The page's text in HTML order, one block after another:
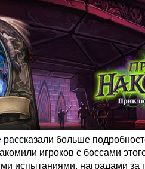
рассказали больше
игроков с боссами
испытаниями, наградами за